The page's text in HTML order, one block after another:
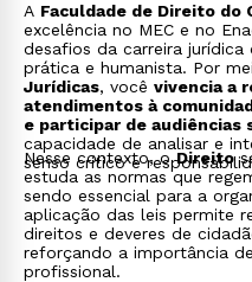
A Faculdade de Direito do
excelência no MEC e no
desafios da carreira
prática e humanista. Por
Jurídicas, você vivencia a
atendimentos à
e participar de audiências
capacidade de analisar e
senso crítico e
Nesse contexto, oDireito
estuda as normas que
sendo essencial para a
aplicação das leis permite
direitos e deveres de
reforçando a importância
profissional.